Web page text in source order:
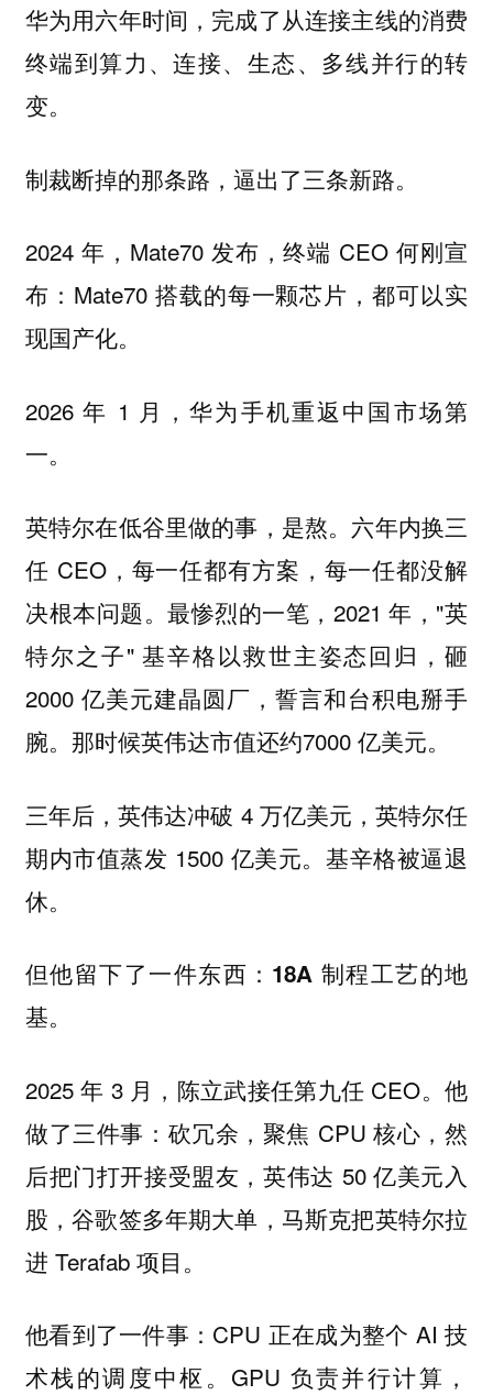
华为用六年时间，完成了从连接主线的消费
终端到算力、连接、生态、多线并行的转
变。
制裁断掉的那条路，逼出了三条新路。
2024 年，Mate70 发布，终端 CEO 何刚宣
布：Mate70 搭载的每一颗芯片，都可以实
现国产化。
2026 年 1 月，华为手机重返中国市场第
一。
英特尔在低谷里做的事，是熬。 六年内换三
任 CEO，每一任都有方案，每一任都没解
决根本问题。最惨烈的一笔，2021 年，"英
特尔之子" 基辛格以救世主姿态回归，砸
2000 亿美元建晶圆厂，誓言和台积电掰手
腕。那时候英伟达市值还约7000 亿美元。
三年后，英伟达冲破 4 万亿美元，英特尔任
期内市值蒸发 1500 亿美元。基辛格被逼退
休。
但他留下了一件东西： 18A 制程工艺的地
基。
2025 年 3 月，陈立武接任第九任 CEO。他
做了三件事：砍冗余，聚焦 CPU 核心，然
后把门打开接受盟友，英伟达 50 亿美元入
股，谷歌签多年期大单，马斯克把英特尔拉
进 Terafab 项目。
他看到了一件事：CPU 正在成为整个 AI 技
术栈的调度中枢。GPU 负责并行计算，